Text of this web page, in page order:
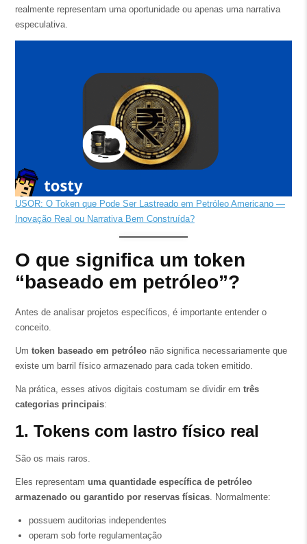
realmente representam uma oportunidade ou apenas uma narrativa
especulativa.
USOR: O Token que Pode Ser Lastreado em Petróleo Americano —
Inovação Real ou Narrativa Bem Construída?
O que significa um token
“baseado em petróleo”?
Antes de analisar projetos específicos, é importante entender o
conceito.
Um token baseado em petróleonão significa necessariamente que
existe um barril físico armazenado para cada token emitido.
Na prática, esses ativos digitais costumam se dividir em três
categorias principais:
1. Tokens com lastro físico real
São os mais raros.
Eles representam uma quantidade específica de petróleo
armazenado ou garantido por reservas físicas. Normalmente:
possuem auditorias independentes
operam sob forte regulamentação